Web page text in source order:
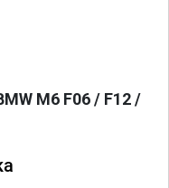
M6 F06 / F12 /